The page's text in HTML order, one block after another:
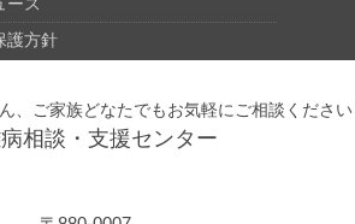
護方針
、ご家族どなたでもお気軽にご相談ください
相談・支援センター